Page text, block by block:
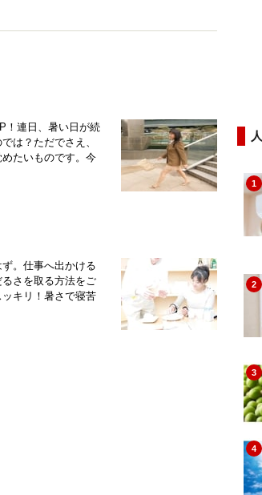
！連日、暑い日が続
は？ただでさえ、
たいものです。今
。仕事へ出かける
さを取る方法をご
キリ！暑さで寝苦
1
2
3
4